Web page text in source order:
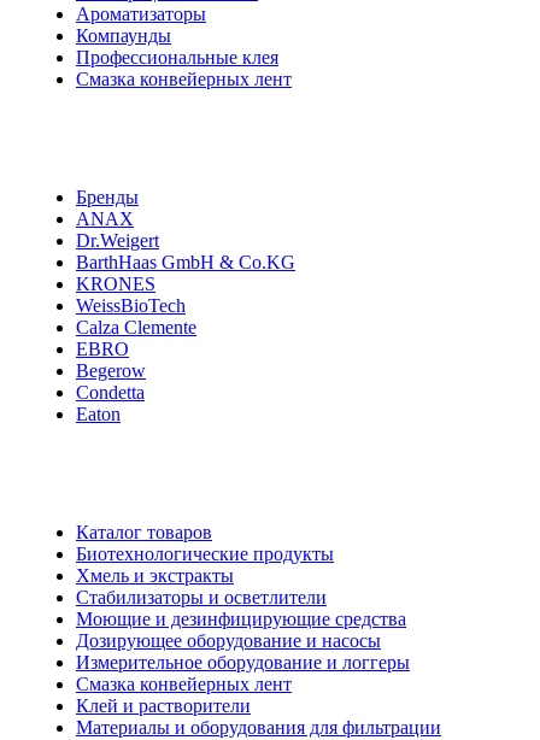
Ароматизаторы
Компаунды
Профессиональные клея
Смазка конвейерных лент
Бренды
ANAX
Dr.Weigert
BarthHaas GmbH & Co.KG
KRONES
WeissBioTech
Calza Clemente
EBRO
Begerow
Condetta
Eaton
Каталог товаров
Биотехнологические продукты
Хмель и экстракты
Cтабилизаторы и осветлители
Моющие и дезинфицирующие средства
Дозирующее оборудование и насосы
Измерительное оборудование и логгеры
Cмазка конвейерных лент
Клей и растворители
Материалы и оборудования для фильтрации